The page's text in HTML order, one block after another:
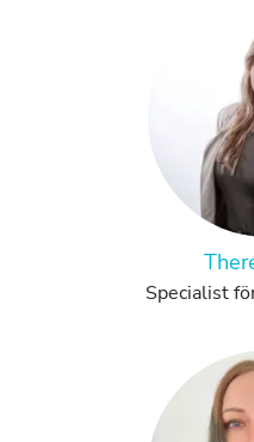
Specialist